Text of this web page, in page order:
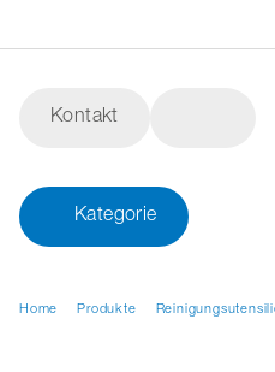
Kontakt
Kategorie
Home Produkte